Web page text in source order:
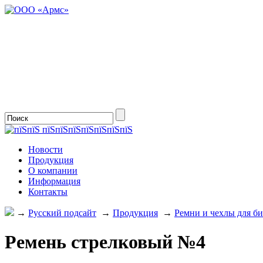
Новости
Продукция
О компании
Информация
Контакты
→ Русский подсайт → Продукция → Ремни и чехлы для
Ремень стрелковый №4